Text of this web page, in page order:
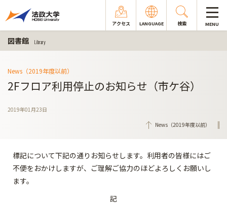
アクセス LANGUAGE 検索 MENU
図書館 Library
News（2019年度以前）
2Fフロア利用停止のお知らせ（市ケ谷）
2019年01月23日
News（2019年度以前）
標記について下記の通りお知らせします。利用者の皆様にはご
不便をおかけしますが、ご理解ご協力のほどよろしくお願いし
ます。
記